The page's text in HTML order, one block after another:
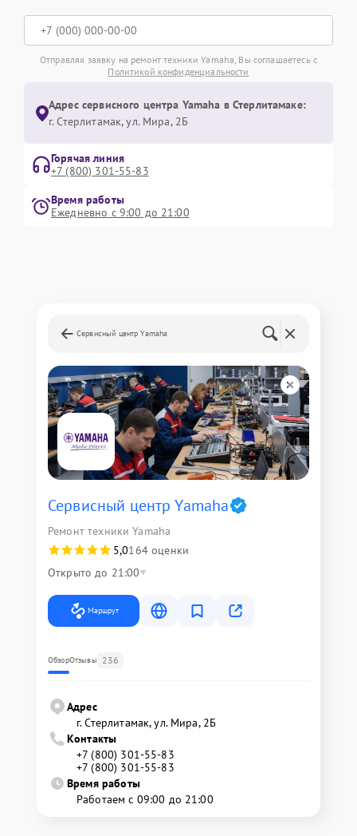
Отправляя заявку на ремонт техники Yamaha, Вы соглашаетесь с
Политикой конфиденциальности
Адрес сервисного центра Yamaha в Стерлитамаке:
г. Стерлитамак, ул. Мира, 2Б
Горячая линия
+7 (800) 301-55-83
Время работы
Ежедневно с 9:00 до 21:00
Сервисный центр Yamaha
Сервисный центр Yamaha
Ремонт техники Yamaha
5,0164 оценки
Открыто до 21:00
Маршрут
ОбзорОтзывы 236
Адрес
г. Стерлитамак, ул. Мира, 2Б
Контакты
+7 (800) 301-55-83
+7 (800) 301-55-83
Время работы
Работаем с 09:00 до 21:00